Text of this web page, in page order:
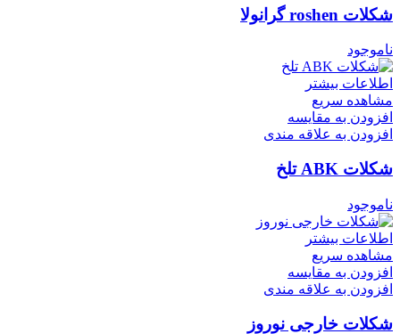
شکلات roshen گرانولا
ناموجود
اطلاعات بیشتر
مشاهده سریع
افزودن به مقایسه
افزودن به علاقه مندی
شکلات ABK تلخ
ناموجود
اطلاعات بیشتر
مشاهده سریع
افزودن به مقایسه
افزودن به علاقه مندی
شکلات خارجی نوروز